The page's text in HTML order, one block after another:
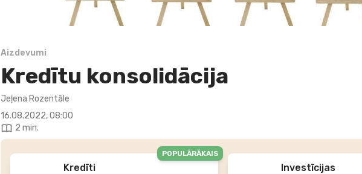
Aizdevumi
Kredītu konsolidācija
Jeļena Rozentāle
16.08.2022, 08:00
2 min.
Kredīti
POPULĀRĀKAIS
Investīcijas